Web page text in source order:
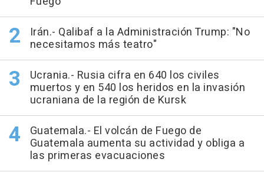
Irán.- Qalibaf a la Administración Trump: "No
necesitamos más teatro"
Ucrania.- Rusia cifra en 640 los civiles
muertos y en 540 los heridos en la invasión
ucraniana de la región de Kursk
Guatemala.- El volcán de Fuego de
Guatemala aumenta su actividad y obliga a
las primeras evacuaciones